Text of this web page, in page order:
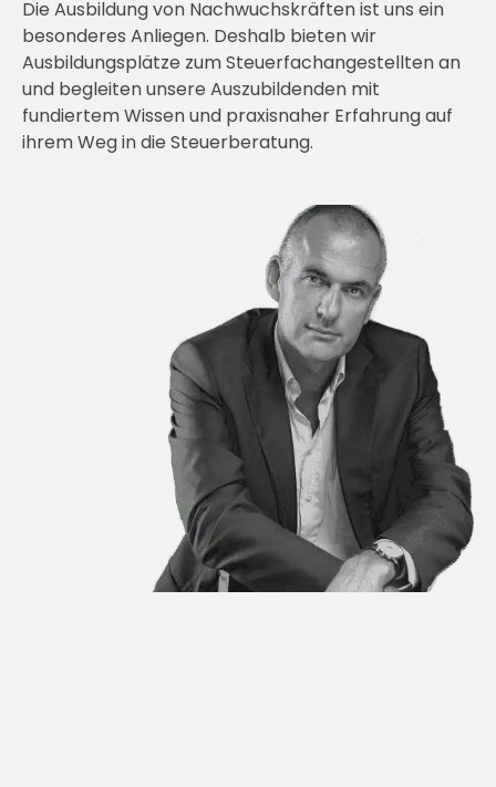
Die Ausbildung von Nachwuchskräften ist uns ein
besonderes Anliegen. Deshalb bieten wir
Ausbildungsplätze zum Steuerfachangestellten an
und begleiten unsere Auszubildenden mit
fundiertem Wissen und praxisnaher Erfahrung auf
ihrem Weg in die Steuerberatung.